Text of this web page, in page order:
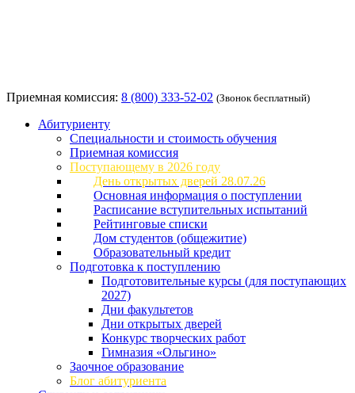
Приемная комиссия: 8 (800) 333-52-02 (Звонок бесплатный)
Абитуриенту
Специальности и стоимость обучения
Приемная комиссия
Поступающему в 2026 году
День открытых дверей 28.07.26
Основная информация о поступлении
Расписание вступительных испытаний
Рейтинговые списки
Дом студентов (общежитие)
Образовательный кредит
Подготовка к поступлению
Подготовительные курсы (для поступающих
2027)
Дни факультетов
Дни открытых дверей
Конкурс творческих работ
Гимназия «Ольгино»
Заочное образование
Блог абитуриента